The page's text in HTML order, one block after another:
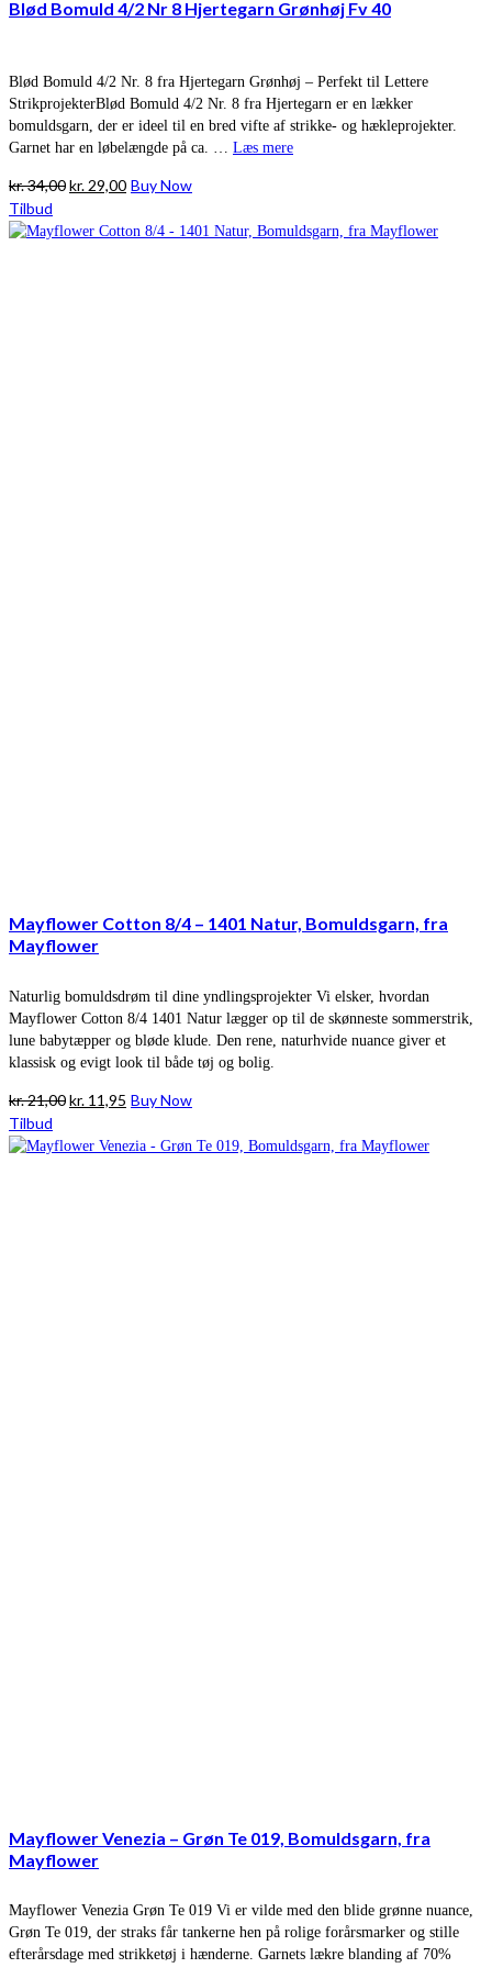
Blød Bomuld 4/2 Nr 8 Hjertegarn Grønhøj Fv 40
Blød Bomuld 4/2 Nr. 8 fra Hjertegarn Grønhøj – Perfekt til Lettere
StrikprojekterBlød Bomuld 4/2 Nr. 8 fra Hjertegarn er en lækker
bomuldsgarn, der er ideel til en bred vifte af strikke- og hækleprojekter.
Garnet har en løbelængde på ca. … Læs mere
kr.34,00Den
pris
kr. 29,00Den
pris
Buy Now
Tilbud
Mayflower Cotton 8/4 – 1401 Natur, Bomuldsgarn, fra
Mayflower
Naturlig bomuldsdrøm til dine yndlingsprojekter Vi elsker, hvordan
Mayflower Cotton 8/4 1401 Natur lægger op til de skønneste sommerstrik,
lune babytæpper og bløde klude. Den rene, naturhvide nuance giver et
klassisk og evigt look til både tøj og bolig.
kr.21,00Den
pris
kr. 11,95 Den
pris
Buy Now
Tilbud
Mayflower Venezia – Grøn Te 019, Bomuldsgarn, fra
Mayflower
Mayflower Venezia Grøn Te 019 Vi er vilde med den blide grønne nuance,
Grøn Te 019, der straks får tankerne hen på rolige forårsmarker og stille
efterårsdage med strikketøj i hænderne. Garnets lækre blanding af 70%